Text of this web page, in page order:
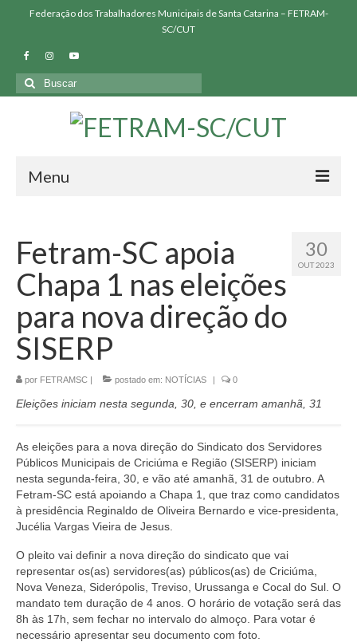
Federação dos Trabalhadores Municipais de Santa Catarina – FETRAM-
SC/CUT
Buscar
por:
Menu
SINDICATOS FILIADOS
NOSSAS LUTAS
BIBLIOTECA
PRESSÃO FETRAM
CONTATO
30
OUT 2023
Fetram-SC apoia
Chapa 1 nas eleições
para nova direção do
SISERP
por FETRAMSC | postado em: NOTÍCIAS | 0
Eleições iniciam nesta segunda, 30, e encerram amanhã, 31
As eleições para a nova direção do Sindicato dos Servidores
Públicos Municipais de Criciúma e Região (SISERP) iniciam
nesta segunda-feira, 30, e vão até amanhã, 31 de outubro. A
Fetram-SC está apoiando a Chapa 1, que traz como candidatos
à presidência Reginaldo de Oliveira Bernardo e vice-presidenta,
Jucélia Vargas Vieira de Jesus.
O pleito vai definir a nova direção do sindicato que vai
representar os(as) servidores(as) públicos(as) de Criciúma,
Nova Veneza, Siderópolis, Treviso, Urussanga e Cocal do Sul. O
mandato tem duração de 4 anos. O horário de votação será das
8h às 17h, sem fechar no intervalo do almoço. Para votar é
necessário apresentar seu documento com foto.